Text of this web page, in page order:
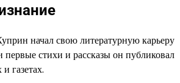
начал свою литературную карьеру
первые стихи и рассказы он публиковал
газетах.